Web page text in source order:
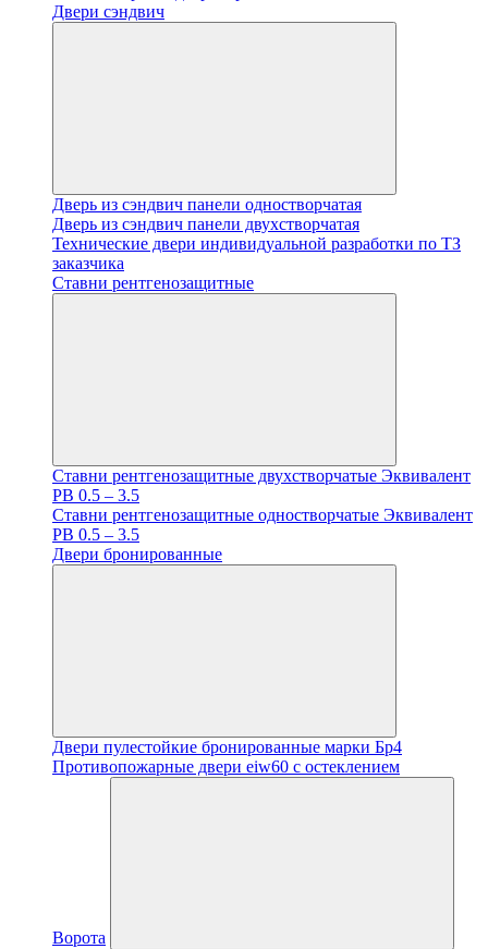
Двери сэндвич
Дверь из сэндвич панели одностворчатая
Дверь из сэндвич панели двухстворчатая
Технические двери индивидуальной разработки по ТЗ
заказчика
Ставни рентгенозащитные
Ставни рентгенозащитные двухстворчатые Эквивалент
PB 0.5 – 3.5
Ставни рентгенозащитные одностворчатые Эквивалент
PB 0.5 – 3.5
Двери бронированные
Двери пулестойкие бронированные марки Бр4
Противопожарные двери eiw60 с остеклением
Ворота